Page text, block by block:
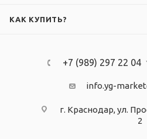
КАК КУПИТЬ?
+7 (989) 297 22 04
info.yg-
г. Краснодар, ул.
2